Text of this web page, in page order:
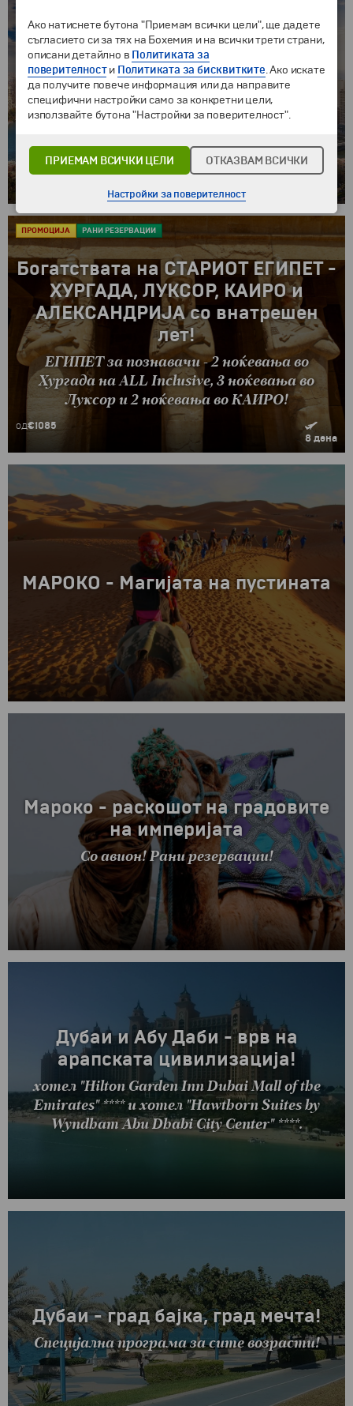
КРСТАРЕЊЕ ПО РЕКАТА НИЛ и
екскурзија до КАИРО - со ноќен
воз!
1 ноќевање во Каиро, 4 ноќевања на крузер и
1 ноќевање во Хургада! Вклучено патување
Богата туристичка програма! Посета на
пирамидите, статуата на Сфингата и
Историскиот музеј во Каиро - вклучени во
€1039
Богатствата на СТАРИОТ ЕГИПЕТ -
ХУРГАДА, ЛУКСОР, КАИРО и
АЛЕКСАНДРИЈА со внатрешен
лет!
ЕГИПЕТ за познавачи - 2 ноќевања во
Хургада на ALL Inclusive, 3 ноќевања во
Луксор и 2 ноќевања во КАИРО!
од€1085
8 дена
ПРОМОЦИJА РАНИ РЕЗЕРВАЦИИ
МАРОКО - Магијата на пустината
Мароко - раскошот на градовите
на империјата
Со авион! Рани резервации!
Дубаи и Абу Даби - врв на
арапската цивилизација!
хотел "Hilton Garden Inn Dubai Mall of the
Emirates" **** и хотел "Hawthorn Suites by
Wyndham Abu Dhabi City Center" ****.
Дубаи - град бајка, град мечта!
Специјална програма за сите возрасти!
Ако натиснете бутона "Приемам всички цели", ще дадете
съгласието си за тях на Бохемия и на всички трети страни,
описани детайлно в Политиката за
поверителности Политиката за бисквитките. Ако искате
да получите повече информация или да направите
специфични настройки само за конкретни цели,
използвайте бутона "Настройки за поверителност".
ПРИЕМАМ ВСИЧКИ ЦЕЛИ ОТКАЗВАМ ВСИЧКИ
Настройки за поверителност